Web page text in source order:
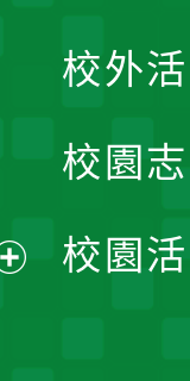
校外
校園
校園